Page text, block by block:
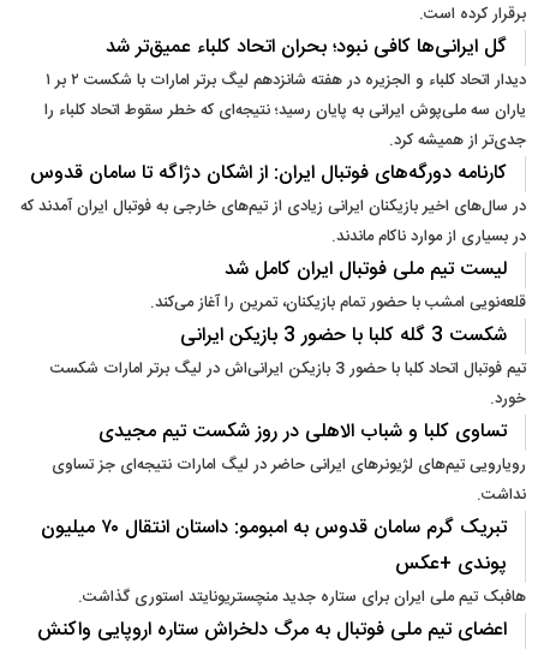
برقرار کرده است.
گل ایرانی‌ها کافی نبود؛ بحران اتحاد کلباء عمیق‌تر شد
دیدار اتحاد کلباء و الجزیره در هفته شانزدهم لیگ برتر امارات با شکست ۲ بر ۱
یاران سه ملی‌پوش ایرانی به پایان رسید؛ نتیجه‌ای که خطر سقوط اتحاد کلباء را
جدی‌تر از همیشه کرد.
کارنامه دورگه‌های فوتبال ایران: از اشکان دژاگه تا سامان قدوس
در سال‌های اخیر بازیکنان ایرانی زیادی از تیم‌های خارجی به فوتبال ایران آمدند که
در بسیاری از موارد ناکام ماندند.
لیست تیم ملی فوتبال ایران کامل شد
قلعه‌نویی امشب با حضور تمام بازیکنان، تمرین را آغاز می‌کند.
شکست 3 گله کلبا با حضور 3 بازیکن ایرانی
تیم فوتبال اتحاد کلبا با حضور 3 بازیکن ایرانی‌اش در لیگ برتر امارات شکست
خورد.
تساوی کلبا و شباب الاهلی در روز شکست تیم مجیدی
رویارویی تیم‌های لژیونرهای ایرانی حاضر در لیگ امارات نتیجه‌ای جز تساوی
نداشت.
تبریک گرم سامان قدوس به امبومو: داستان انتقال ۷۰ میلیون
پوندی +عکس
هافبک تیم ملی ایران برای ستاره جدید منچستریونایتد استوری گذاشت.
اعضای تیم ملی فوتبال به مرگ دلخراش ستاره اروپایی واکنش